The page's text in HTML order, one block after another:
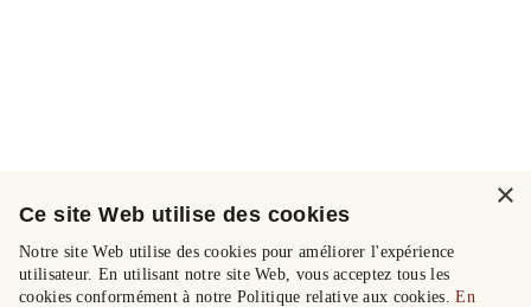
×
Ce site Web utilise des cookies
Notre site Web utilise des cookies pour améliorer l'expérience
utilisateur. En utilisant notre site Web, vous acceptez tous les
cookies conformément à notre Politique relative aux cookies.En